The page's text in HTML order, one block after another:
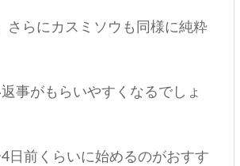
さらにカスミソウも同様に純粋
事がもらいやすくなるでしょ
日前くらいに始めるのがおすす